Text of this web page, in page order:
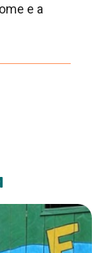
e a